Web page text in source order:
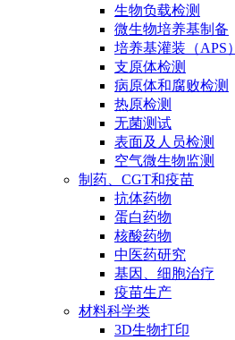
生物负载检测
微生物培养基制备
培养基灌装（APS）
支原体检测
病原体和腐败检测
热原检测
无菌测试
表面及人员检测
空气微生物监测
制药、CGT和疫苗
抗体药物
蛋白药物
核酸药物
中医药研究
基因、细胞治疗
疫苗生产
材料科学类
3D生物打印